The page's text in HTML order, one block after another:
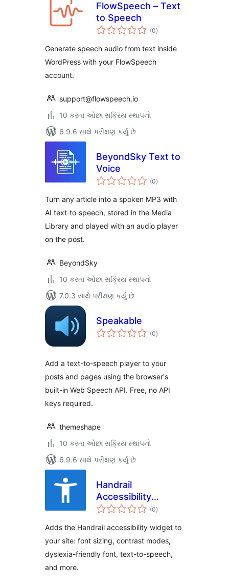
FlowSpeech – Text
to Speech
(0કુલ
રેટિંગ્સ
)
Generate speech audio from text inside
WordPress with your FlowSpeech
account.
support@flowspeech.io
10 કરતા ઓછા સક્રિય સ્થાપનો
6.9.6 સાથે પરીક્ષણ કર્યું છે
BeyondSky Text to
Voice
(0કુલ
રેટિંગ્સ
)
Turn any article into a spoken MP3 with
AI text‑to‑speech, stored in the Media
Library and played with an audio player
on the post.
BeyondSky
10 કરતા ઓછા સક્રિય સ્થાપનો
7.0.3 સાથે પરીક્ષણ કર્યું છે
Speakable
(0કુલ
રેટિંગ્સ
)
Add a text-to-speech player to your
posts and pages using the browser's
built-in Web Speech API. Free, no API
keys required.
themeshape
10 કરતા ઓછા સક્રિય સ્થાપનો
6.9.6 સાથે પરીક્ષણ કર્યું છે
Handrail
Accessibility
Widget
(0કુલ
રેટિંગ્સ
)
Adds the Handrail accessibility widget to
your site: font sizing, contrast modes,
dyslexia-friendly font, text-to-speech,
and more.